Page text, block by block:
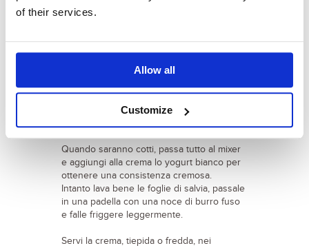
of their services.
Allow all
Customize
Lava bene i finocchi, elimina la parte
esterna più dura e il cuore, tagliali a
Affetta finemente la cipolla e falla appassire
Quando è leggermente dorata, aggiungi i
vegetale, caldo.
Fai cuocere per circa 30 minuti e aggiungi i
semi di cumino, sale e una presa di pepe.
Quando saranno cotti, passa tutto al mixer
e aggiungi alla crema lo yogurt bianco per
ottenere una consistenza cremosa.
Intanto lava bene le foglie di salvia, passale
in una padella con una noce di burro fuso
e falle friggere leggermente.
Servi la crema, tiepida o fredda, nei